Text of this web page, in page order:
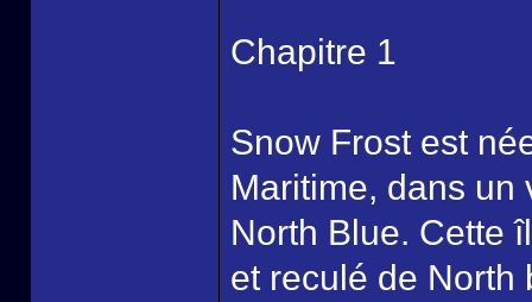
Chapitre 1
Snow Frost est
Maritime, dans
North Blue. Cette
et reculé de North